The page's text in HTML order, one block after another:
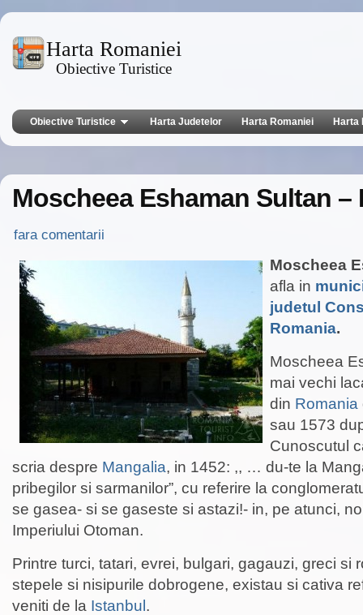
Harta Romaniei
Obiective Turistice
Obiective Turistice Harta Judetelor Harta Romaniei Harta
Moscheea Eshaman Sultan –
fara comentarii
Moscheea
afla in
judetul
Romania.
Moscheea
mai vechi
din Romania
sau 1573
Cunoscutul
scria despre Mangalia, in 1452: ,, … du-te la
pribegilor si sarmanilor”, cu referire la
se gasea- si se gaseste si astazi!- in, pe atunci,
Imperiului Otoman.
Printre turci, tatari, evrei, bulgari, gagauzi, greci si
stepele si nisipurile dobrogene, existau si cativa
veniti de la Istanbul .